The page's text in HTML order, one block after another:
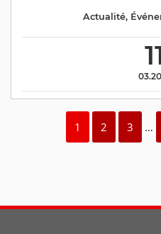
Actualité,
1 2 3 …